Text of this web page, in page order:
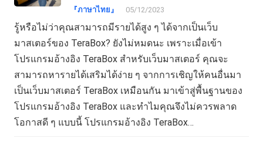
『ภาษาไทย』 05/12/2023
รู้หรือไม่ว่าคุณสามารถมีรายได้สูง ๆ ได้จากเป็นเว็บ
มาสเตอร์ของ TeraBox? ยังไม่หมดนะ เพราะเมื่อเข้า
โปรแกรมอ้างอิง TeraBox สำหรับเว็บมาสเตอร์ คุณจะ
สามารถหารายได้เสริมได้ง่าย ๆ จากการเชิญให้คนอื่นมา
เป็นเว็บมาสเตอร์ TeraBox เหมือนกัน มาเข้าสู่พื้นฐานของ
โปรแกรมอ้างอิง TeraBox และทำไมคุณจึงไม่ควรพลาด
โอกาสดี ๆ แบบนี้ โปรแกรมอ้างอิง TeraBox…